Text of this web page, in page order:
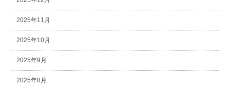
2025年11月
2025年10月
2025年9月
2025年8月